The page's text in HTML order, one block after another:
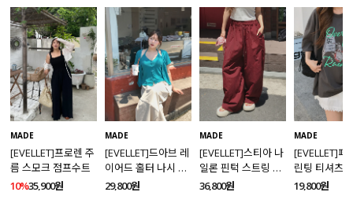
MADE
[EVELLET]프로렌 주
름 스모크 점프수트
10%35,900원
MADE
[EVELLET]드아브 레
이어드 홀터 나시 가
디건 티셔츠
29,800원
MADE
[EVELLET]스티아 나
일론 핀턱 스트링 커
브드 밴딩팬츠
36,800원
MADE
[EVELLET]페
린팅 티셔츠
19,800원